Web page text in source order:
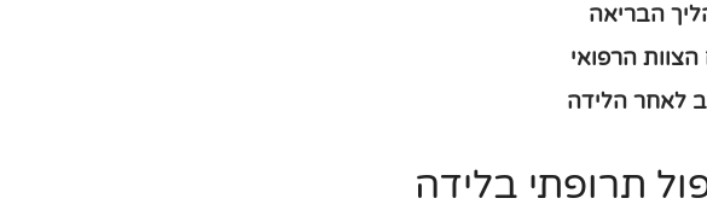
הבריאה
הרפואי
לאחר הלידה
תרופתי בלידה